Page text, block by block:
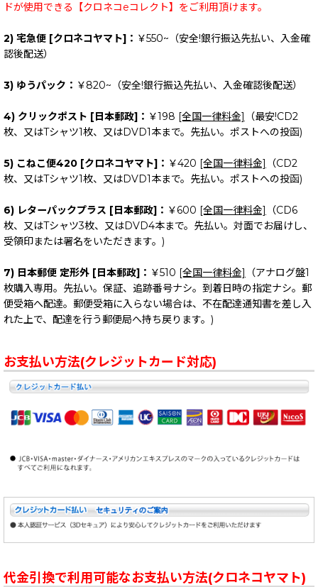
ドが使用できる【クロネコeコレクト】をご利用頂けます。
2) 宅急便 [クロネコヤマト]： ￥550~（安全!銀行振込先払い、入金確
認後配送）
3) ゆうパック： ￥820~（安全!銀行振込先払い、入金確認後配送）
4) クリックポスト [日本郵政]： ￥198 [全国一律料金]
（最安!CD2
枚、又はTシャツ1枚、又はDVD1本まで。先払い。ポストへの投函)
5) こねこ便420 [クロネコヤマト]： ￥420 [全国一律料金]
（CD2
枚、又はTシャツ1枚、又はDVD1本まで。先払い。ポストへの投函)
6) レターパックプラス [日本郵政]： ￥600 [全国一律料金]
（CD6
枚、又はTシャツ3枚、又はDVD4本まで。先払い。対面でお届けし、
受領印または署名をいただきます。)
7) 日本郵便 定形外 [日本郵政]： ￥510 [全国一律料金]
（アナログ盤1
枚購入専用。先払い。保証、追跡番号ナシ。到着日時の指定ナシ。郵
便受箱へ配達。郵便受箱に入らない場合は、不在配達通知書を差し入
れた上で、配達を行う郵便局へ持ち戻ります。)
お支払い方法(クレジットカード対応)
代金引換で利用可能なお支払い方法(クロネコヤマト)